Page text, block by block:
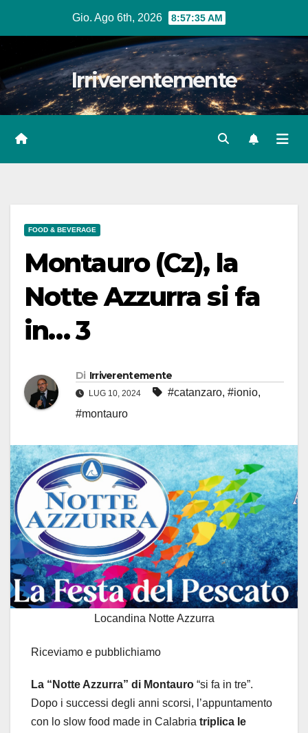
Gio. Ago 6th, 2026 8:57:36 AM
Irriverentemente
FOOD & BEVERAGE
Montauro (Cz), la
Notte Azzurra si fa
in… 3
Di Irriverentemente
LUG 10, 2024 #catanzaro, #ionio,
#montauro
Locandina Notte Azzurra
Riceviamo e pubblichiamo
La “Notte Azzurra” di Montauro “si fa in tre”.
Dopo i successi degli anni scorsi, l’appuntamento
con lo slow food made in Calabria triplica le